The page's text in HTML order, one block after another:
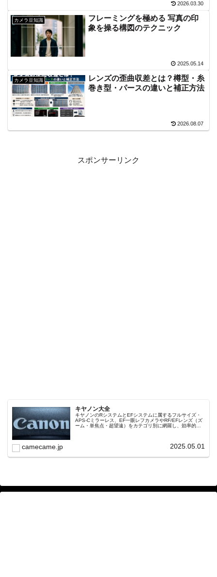
2026.03.30
カメラ豆知識
フレーミングを極める 写真の印
象を操る構図のテクニック
2025.05.14
カメラ豆知識
レンズの歪曲収差とは？樽型・糸
巻き型・パースの違いと補正方法
2026.08.07
スポンサーリンク
キヤノン大全
キヤノンのRシステムとEFシステムに属するフルサイズ・
APS-Cミラーレス、EF一眼レフカメラやRF/EFレンズ（ズ
ーム・単焦点・超望遠）をカテゴリ別に網羅し、効率的に
camecame.jp 2025.05.01